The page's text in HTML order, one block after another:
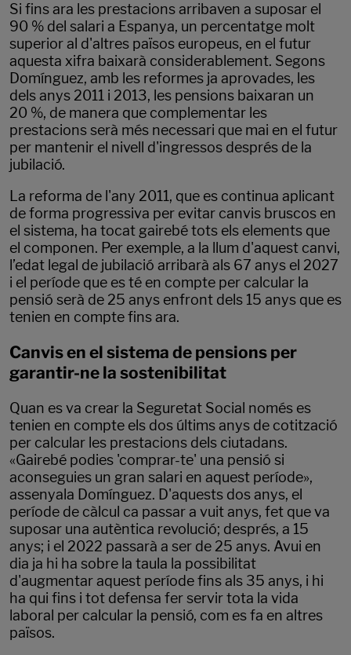
Si fins ara les prestacions arribaven a suposar el
90 % del salari a Espanya, un percentatge molt
superior al d'altres països europeus, en el futur
aquesta xifra baixarà considerablement. Segons
Domínguez, amb les reformes ja aprovades, les
dels anys 2011 i 2013, les pensions baixaran un
20 %, de manera que complementar les
prestacions serà més necessari que mai en el futur
per mantenir el nivell d'ingressos després de la
jubilació.
La reforma de l'any 2011, que es continua aplicant
de forma progressiva per evitar canvis bruscos en
el sistema, ha tocat gairebé tots els elements que
el componen. Per exemple, a la llum d'aquest canvi,
l’edat legal de jubilació arribarà als 67 anys el 2027
i el període que es té en compte per calcular la
pensió serà de 25 anys enfront dels 15 anys que es
tenien en compte fins ara.
Canvis en el sistema de pensions per
garantir-ne la sostenibilitat
Quan es va crear la Seguretat Social només es
tenien en compte els dos últims anys de cotització
per calcular les prestacions dels ciutadans.
«Gairebé podies 'comprar-te' una pensió si
aconseguies un gran salari en aquest període»,
assenyala Domínguez. D'aquests dos anys, el
període de càlcul ca passar a vuit anys, fet que va
suposar una autèntica revolució; després, a 15
anys; i el 2022 passarà a ser de 25 anys. Avui en
dia ja hi ha sobre la taula la possibilitat
d'augmentar aquest període fins als 35 anys, i hi
ha qui fins i tot defensa fer servir tota la vida
laboral per calcular la pensió, com es fa en altres
països.